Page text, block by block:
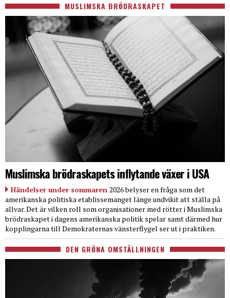
MUSLIMSKA BRÖDRASKAPET
Muslimska brödraskapets inflytande växer i USA
Händelser under sommaren 2026 belyser en fråga som det
amerikanska politiska etablissemanget länge undvikit att ställa på
allvar. Det är vilken roll som organisationer med rötter i Muslimska
brödraskapet i dagens amerikanska politik spelar samt därmed hur
kopplingarna till Demokraternas vänsterflygel ser ut i praktiken.
DEN GRÖNA OMSTÄLLNINGEN